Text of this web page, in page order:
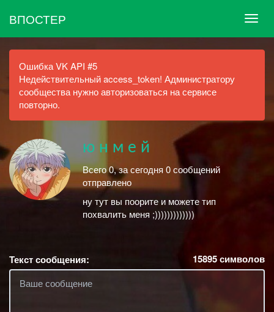
ВПОСТЕР
Ошибка VK API #5
Недействительный access_token! Администратору
сообщества нужно авторизоваться на сервисе
повторно.
ю н м е й
Всего 0, за сегодня 0 сообщений
отправлено
ну тут вы поорите и можете тип
похвалить меня ;)))))))))))))
Текст сообщения: 15895символов